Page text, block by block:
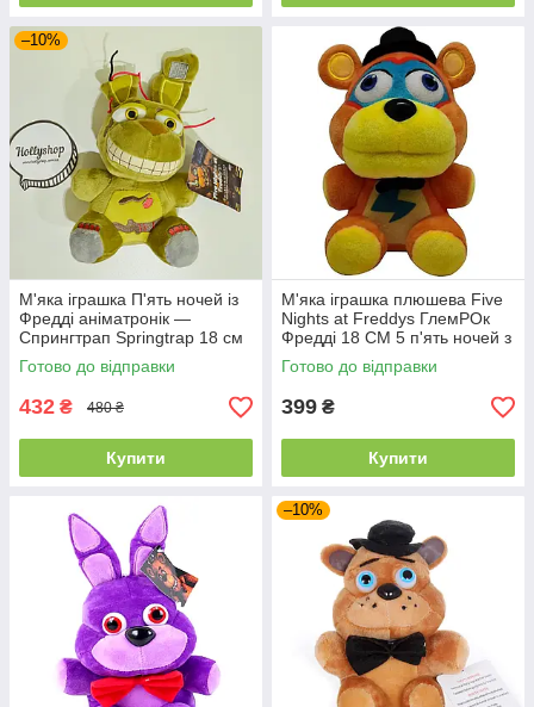
–10%
М'яка іграшка П'ять ночей із
Фредді аніматронік —
Спрингтрап Springtrap 18 см
Готово до відправки
432 ₴ 480 ₴
Купити
М'яка іграшка плюшева Five
Nights at Freddys ГлемРОк
Фредді 18 СМ 5 п'ять ночей з
Фредді Аніматроніки Фнаф
Готово до відправки
399 ₴
Купити
–10%